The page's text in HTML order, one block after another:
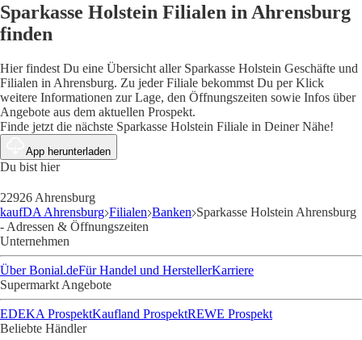
Sparkasse Holstein Filialen in Ahrensburg
finden
Hier findest Du eine Übersicht aller Sparkasse Holstein Geschäfte und
Filialen in Ahrensburg. Zu jeder Filiale bekommst Du per Klick
weitere Informationen zur Lage, den Öffnungszeiten sowie Infos über
Angebote aus dem aktuellen Prospekt.
Finde jetzt die nächste Sparkasse Holstein Filiale in Deiner Nähe!
App herunterladen
Du bist hier
22926 Ahrensburg
kaufDA Ahrensburg Filialen Banken Sparkasse Holstein Ahrensburg
- Adressen & Öffnungszeiten
Unternehmen
Über Bonial.deFür Handel und HerstellerKarriere
Supermarkt Angebote
EDEKA ProspektKaufland ProspektREWE Prospekt
Beliebte Händler